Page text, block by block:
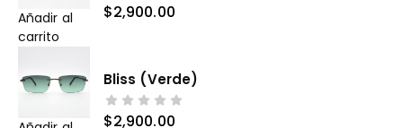
Añadir al
carrito
$2,900.00
Bliss (verde)
$2,900.00